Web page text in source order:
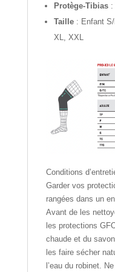
Protège-Tibias:
Taille: Enfant S/
XL, XXL
Conditions
Garder vos
rangées dans un
Avant de les
les protections
chaude et du
les faire sécher
l’eau du robinet.